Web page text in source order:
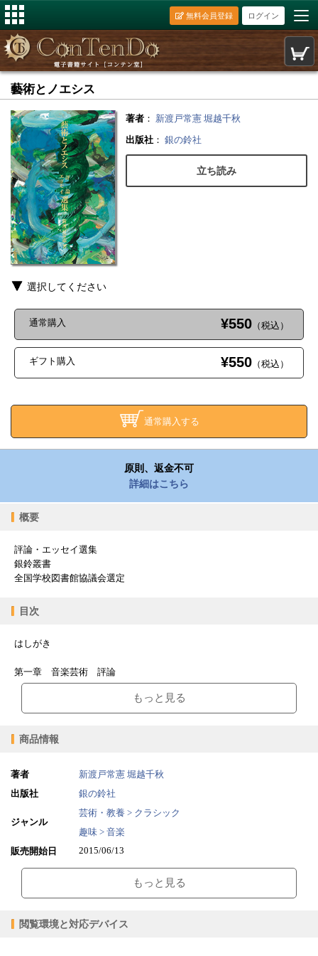
ログイン
無料会員登録
藝術とノエシス
著者 ： 新渡戸常憲 堀越千秋
出版社 ： 銀の鈴社
立ち読み
選択してください
通常購入 ¥550 （税込）
ギフト購入 ¥550 （税込）
通常購入する
原則、返金不可
詳細はこちら
概要
評論・エッセイ選集
銀鈴叢書
全国学校図書館協議会選定
目次
はしがき
第一章 音楽芸術 評論
１、生誕二百年 ショパンとリスト 私の好きな芸術・芸術家、ロマ
・私の好きな芸術・芸術家、ロマン派の時代
・ショパン 不朽の旋律 エピソード 名声得ても師匠敬愛
・ショパン演奏の地平〜その過去・現在・未来「葬送」ソナタはフラ
ンソワに限る
・ショパンのピアノ作品〜全ジャンルの魅力と聴きどころ ピアノ・
ソナタ 古今東西のピアノ・ソナタの原点と位置づける
・フランツ・リスト〜鋼鉄の作曲家の横顔と音楽 シューマン、ショ
２、「音楽評論」音楽評論家への道
・私の注目する若手ピアニストたち 純粋に音楽を愛し、ひたむきに
・夭折の天才ピアニスト ディヌ・リパッティ 没後六十年 リパッ
もっと見る
商品情報
著者 新渡戸常憲 堀越千秋
出版社
銀の鈴社
ジャンル
芸術・教養 > クラシック
趣味 > 音楽
販売開始日
2015/06/13
ファイルサイズ 5.84MB
もっと見る
閲覧環境と対応デバイス